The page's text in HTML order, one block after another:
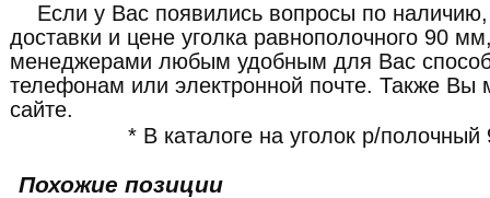
Если у Вас появились вопросы по
доставки и цене уголка равнополочного 90
менеджерами любым удобным для Вас
телефонам или электронной почте. Также Вы
сайте.
* В каталоге на уголок р/
Похожие позиции